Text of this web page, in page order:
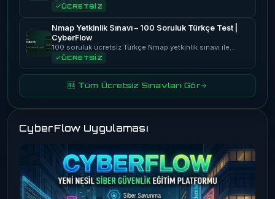
ÜCRETSİZ
Nmap Yetkinlik Sınavı – 100 Soruluk Türkçe Test |
CyberFlow
100 soruluk ücretsiz Türkçe Nmap yetkinlik sınavı ile…
ÜCRETSİZ
🆓 Tüm Ücretsiz Sınavları Gör
CyberFlow Uygulaması